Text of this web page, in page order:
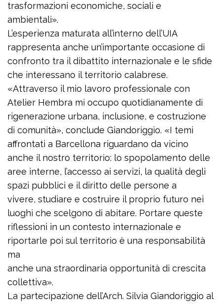
trasformazioni economiche, sociali e
ambientali».
L’esperienza maturata all’interno dell’UIA
rappresenta anche un’importante occasione di
confronto tra il dibattito internazionale e le sfide
che interessano il territorio calabrese.
«Attraverso il mio lavoro professionale con
Atelier Hembra mi occupo quotidianamente di
rigenerazione urbana, inclusione, e costruzione
di comunità», conclude Giandoriggio. «I temi
affrontati a Barcellona riguardano da vicino
anche il nostro territorio: lo spopolamento delle
aree interne, l’accesso ai servizi, la qualità degli
spazi pubblici e il diritto delle persone a
vivere, studiare e costruire il proprio futuro nei
luoghi che scelgono di abitare. Portare queste
riflessioni in un contesto internazionale e
riportarle poi sul territorio è una responsabilità
ma
anche una straordinaria opportunità di crescita
collettiva».
La partecipazione dell’Arch. Silvia Giandoriggio al